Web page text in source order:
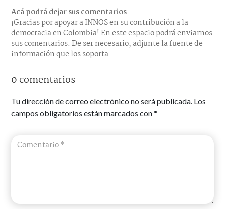
Acá podrá dejar sus comentarios
¡Gracias por apoyar a INNOS en su contribución a la
democracia en Colombia! En este espacio podrá enviarnos
sus comentarios. De ser necesario, adjunte la fuente de
información que los soporta.
0 comentarios
Tu dirección de correo electrónico no será publicada. Los
campos obligatorios están marcados con*